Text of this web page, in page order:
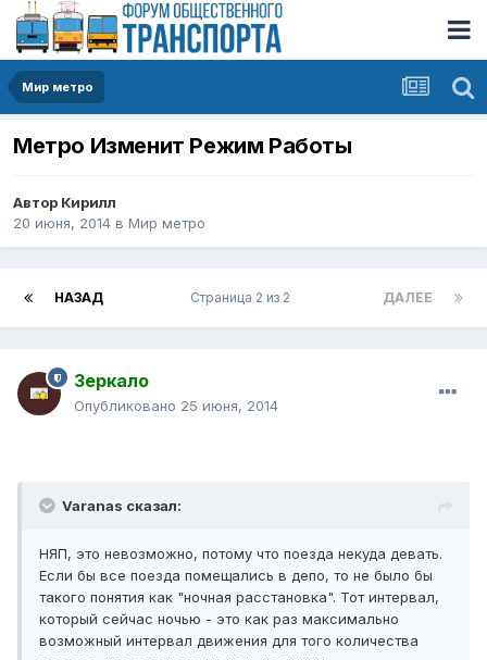
Мир метро
Метро Изменит Pежим Pаботы
Автор Кирилл
20 июня, 2014 в Мир метро
НАЗАД ДАЛЕЕ
Страница 2 из 2
Зеркало
Опубликовано 25 июня, 2014
Varanas сказал:
НЯП, это невозможно, потому что поезда некуда девать.
Если бы все поезда помещались в депо, то не было бы
такого понятия как "ночная расстановка". Тот интервал,
который сейчас ночью - это как раз максимально
возможный интервал движения для того количества